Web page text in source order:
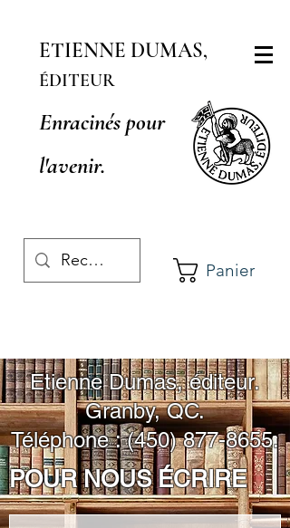
ETIENNE DUMAS,
ÉDITEUR
Enracinés pour
l'avenir.
Panier
Etienne Dumas, éditeur.
Granby, QC.
Téléphone : (450) 877-8655.
POUR NOUS ÉCRIRE